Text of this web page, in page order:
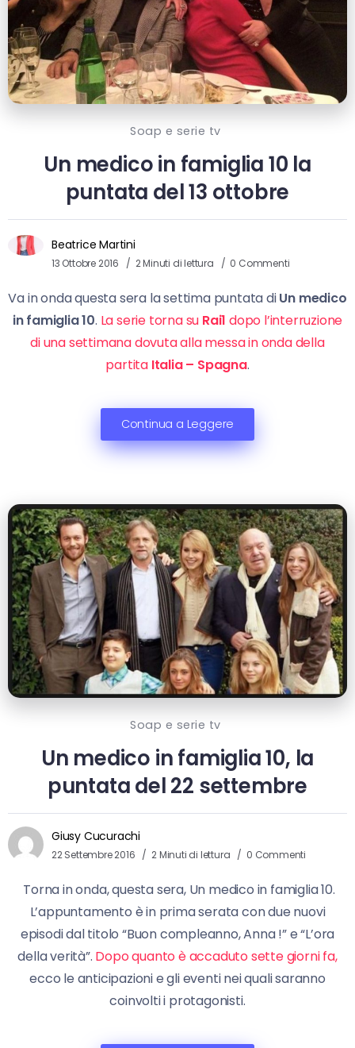
Soap e serie tv
Un medico in famiglia 10 la
puntata del 13 ottobre
Beatrice Martini
13 Ottobre 2016 2 Minuti di lettura 0 Commenti
Va in onda questa sera la settima puntata diUn medico
in famiglia 10. La serie torna su Rai1 dopo l’interruzione
di una settimana dovuta alla messa in onda della
partita Italia – Spagna.
Continua a Leggere
Soap e serie tv
Un medico in famiglia 10, la
puntata del 22 settembre
Giusy Cucurachi
22 Settembre 2016 2 Minuti di lettura 0 Commenti
Torna in onda, questa sera, Un medico in famiglia 10.
L’appuntamento è in prima serata con due nuovi
episodi dal titolo “Buon compleanno, Anna !” e “L’ora
della verità”. Dopo quanto è accaduto sette giorni fa,
ecco le anticipazioni e gli eventi nei quali saranno
coinvolti i protagonisti.